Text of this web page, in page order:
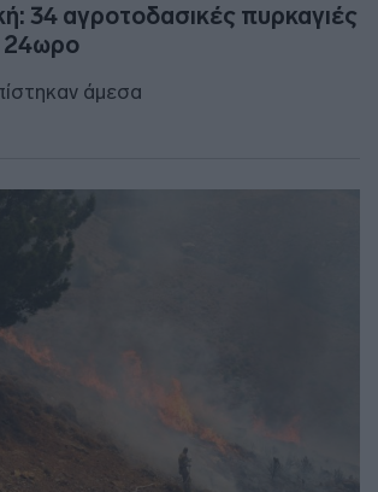
34 αγροτοδασικές πυρκαγιές
24ωρο
άμεσα